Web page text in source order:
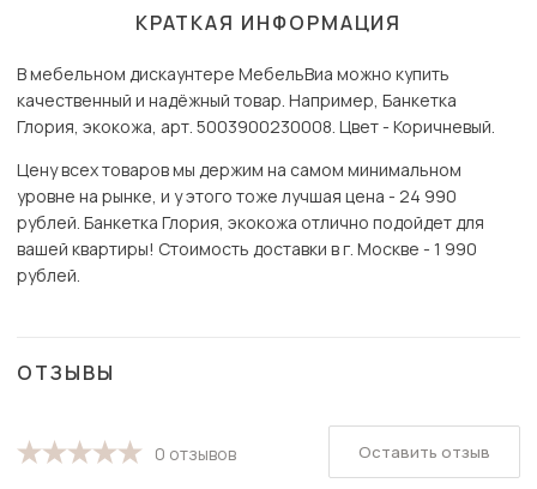
КРАТКАЯ ИНФОРМАЦИЯ
В мебельном дискаунтере МебельВиа можно купить
качественный и надёжный товар. Например, Банкетка
Глория, экокожа, арт. 5003900230008. Цвет - Коричневый.
Цену всех товаров мы держим на самом минимальном
уровне на рынке, и у этого тоже лучшая цена - 24 990
рублей. Банкетка Глория, экокожа отлично подойдет для
вашей квартиры! Стоимость доставки в г. Москве - 1 990
рублей.
ОТЗЫВЫ
0 отзывов Оставить отзыв